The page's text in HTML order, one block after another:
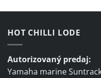
HOT CHILLI LODE
Autorizovaný predaj:
Yamaha marine